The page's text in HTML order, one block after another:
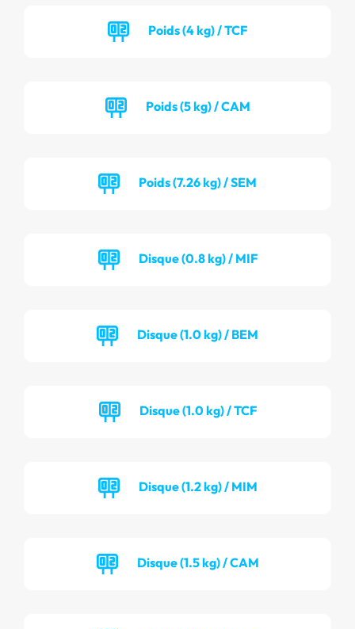
Poids (4 kg) / TCF
Poids (5 kg) / CAM
Poids (7.26 kg) / SEM
Disque (0.8 kg) / MIF
Disque (1.0 kg) / BEM
Disque (1.0 kg) / TCF
Disque (1.2 kg) / MIM
Disque (1.5 kg) / CAM